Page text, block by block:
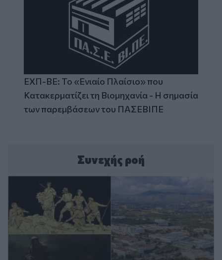
ΕΧΠ-ΒΕ: Το «Ενιαίο Πλαίσιο» που
Κατακερματίζει τη Βιομηχανία - Η σημασία
των παρεμβάσεων του ΠΑΣΕΒΙΠΕ
Συνεχής ροή